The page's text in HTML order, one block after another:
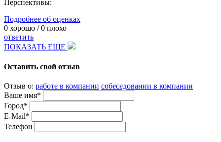
Перспективы:
Подробнее об оценках
0 хорошо /0 плохо
ответить
ПОКАЗАТЬ ЕЩЕ
Оставить свой отзыв
Отзыв о: работе в компании собеседовании в компании
Ваше имя*
Город*
E-Mail*
Телефон